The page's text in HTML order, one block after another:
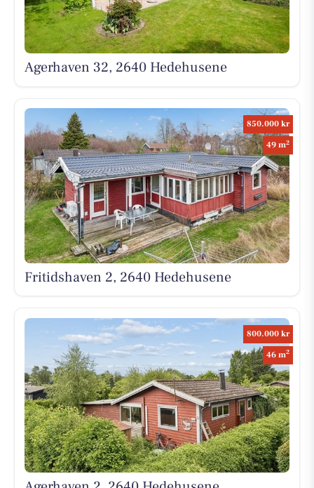
Agerhaven 32, 2640 Hedehusene
850.000 kr
49 m2
Fritidshaven 2, 2640 Hedehusene
800.000 kr
46 m2